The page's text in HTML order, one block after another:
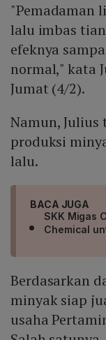
"Pemadaman
lalu imbas
efeknya
normal," kata
Jumat (4/2).
Namun, Julius
produksi
lalu.
BACA JUGA
SKK Migas
Chemical
Berdasarkan
minyak siap
usaha